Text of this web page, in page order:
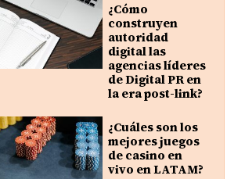
¿Cómo
construyen
autoridad
digital las
agencias líderes
de Digital PR en
la era post-link?
¿Cuáles son los
mejores juegos
de casino en
vivo en LATAM?